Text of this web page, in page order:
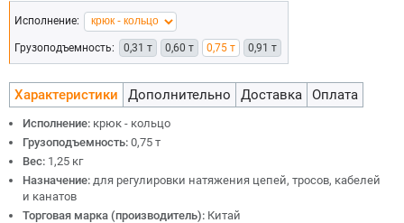
Исполнение:
Грузоподъемность: 0,31 т 0,60 т 0,75 т 0,91 т
Характеристики Дополнительно Доставка Оплата
Исполнение: крюк - кольцо
Грузоподъемность: 0,75 т
Вес: 1,25 кг
Назначение: для регулировки натяжения цепей, тросов, кабелей
и канатов
Торговая марка (производитель): Китай